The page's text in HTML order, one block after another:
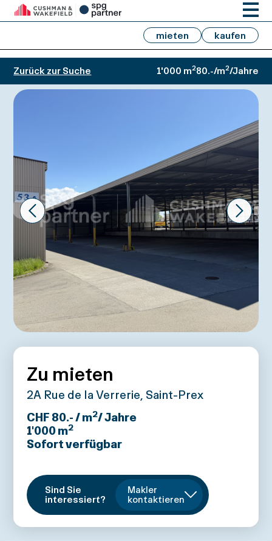
mieten kaufen
Zurück zur Suche 1'000 m280.-/m2/Jahre
Prev Next
Zu mieten
2A Rue de la Verrerie, Saint-Prex
CHF 80.- / m2/ Jahre
1'000m2
Sofort verfügbar
Sind Sie
interessiert?
Makler
kontaktieren